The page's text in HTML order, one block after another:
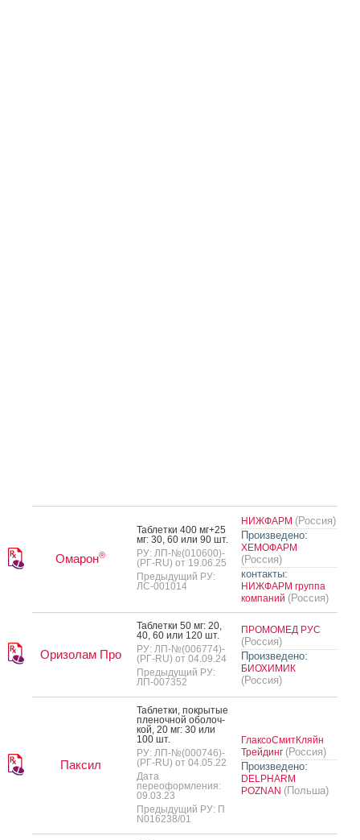
Омарон®
Таб­летки 400 мг+25
мг: 30, 60 или 90 шт.
РУ: ЛП-№(010600)-
(РГ-RU) от 19.06.25
Предыдущий РУ:
ЛС-001014
НИЖФАРМ (Россия)
Произведено:
ХЕМОФАРМ
(Россия)
контакты:
НИЖФАРМ группа
компаний (Россия)
Оризолам Про
Таб­летки 50 мг: 20,
40, 60 или 120 шт.
РУ: ЛП-№(006774)-
(РГ-RU) от 04.09.24
Предыдущий РУ:
ЛП-007352
ПРОМОМЕД РУС
(Россия)
Произведено:
БИОХИМИК
(Россия)
Паксил
Таб­летки, пок­ры­тые
пле­ноч­ной обо­лоч­
кой, 20 мг: 30 или
100 шт.
РУ: ЛП-№(000746)-
(РГ-RU) от 04.05.22
Дата
переоформления:
09.03.23
Предыдущий РУ: П
N016238/01
ГлаксоСмитКляйн
Трейдинг (Россия)
Произведено:
DELPHARM
POZNAN (Польша)